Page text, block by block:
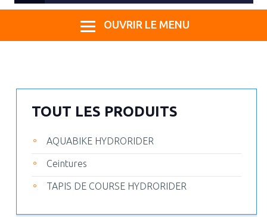
OUVRIR LE MENU
TOUT LES PRODUITS
AQUABIKE HYDRORIDER
Ceintures
TAPIS DE COURSE HYDRORIDER